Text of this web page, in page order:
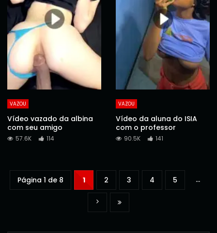
VAZOU
Vídeo vazado da albina
com seu amigo
57.6K 114
VAZOU
Vídeo da aluna do ISIA
com o professor
90.5K 141
Página 1 de 8 1 2 3 4 5 ...